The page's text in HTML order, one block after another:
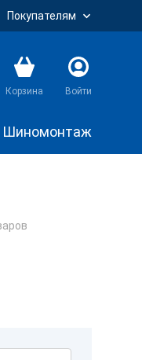
Покупателям
Корзина Войти
Шиномонтаж